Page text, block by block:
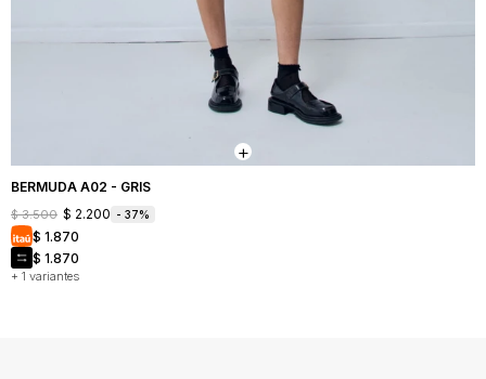
BERMUDA A02 - GRIS
+ 1 variantes
$ 3.500 $ 2.200 37
$ 1.870
$ 1.870